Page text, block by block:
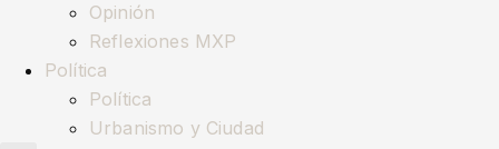
Opinión
Reflexiones MXP
Política
Política
Urbanismo y Ciudad